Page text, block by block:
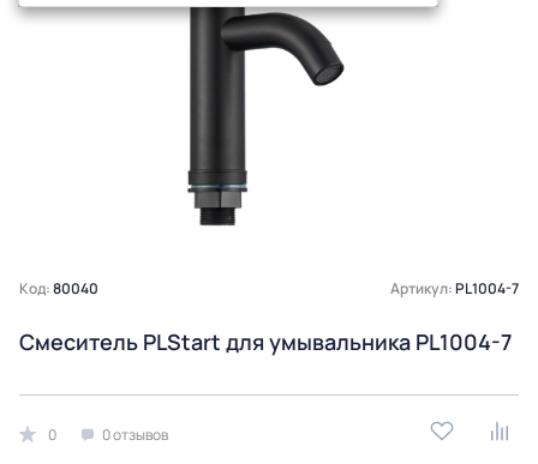
Код:80040 Артикул:PL1004-7
Смеситель PLStart для умывальника PL1004-7
0 0 отзывов